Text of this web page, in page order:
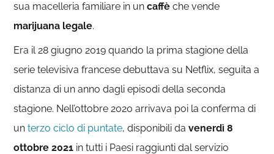
sua macelleria familiare in uncaffè che vende
marijuana legale.
Era il 28 giugno 2019 quando la prima stagione della
serie televisiva francese debuttava su Netflix, seguita a
distanza di un anno dagli episodi della seconda
stagione. Nell’ottobre 2020 arrivava poi la conferma di
unterzo ciclo di puntate, disponibili davenerdì 8
ottobre 2021 in tutti i Paesi raggiunti dal servizio